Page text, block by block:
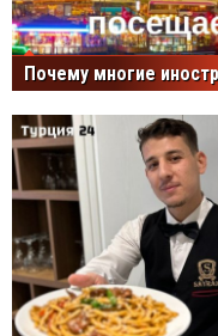
Почему многие